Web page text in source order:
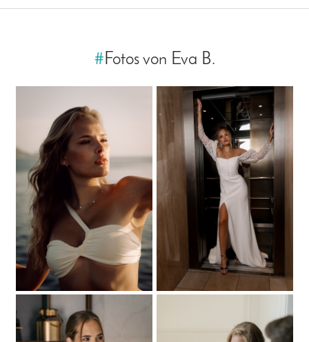
#Fotos von Eva B.